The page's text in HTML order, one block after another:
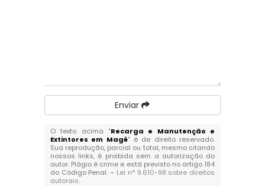
Enviar
O texto acima "Recarga e Manutenção e
Extintores em Magé" é de direito reservado.
Sua reprodução, parcial ou total, mesmo citando
nossos links, é proibida sem a autorização do
autor. Plágio é crime e está previsto no artigo 184
do Código Penal. – Lei n° 9.610-98 sobre direitos
autorais.